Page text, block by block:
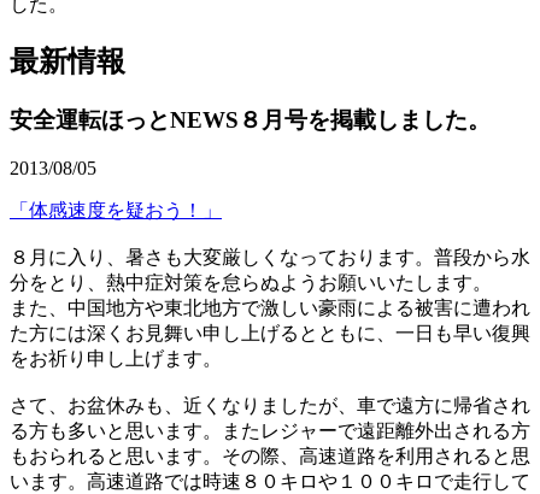
最新情報
安全運転ほっとNEWS８月号を掲載しました。
2013/08/05
「体感速度を疑おう！」
８月に入り、暑さも大変厳しくなっております。普段から水
分をとり、熱中症対策を怠らぬようお願いいたします。
また、中国地方や東北地方で激しい豪雨による被害に遭われ
た方には深くお見舞い申し上げるとともに、一日も早い復興
をお祈り申し上げます。
さて、お盆休みも、近くなりましたが、車で遠方に帰省され
る方も多いと思います。またレジャーで遠距離外出される方
もおられると思います。その際、高速道路を利用されると思
います。高速道路では時速８０キロや１００キロで走行して